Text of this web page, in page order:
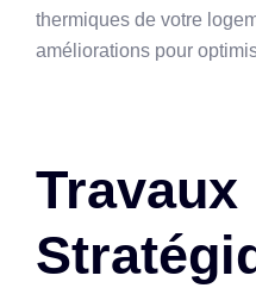
thermiques de votre
améliorations pour
Travaux